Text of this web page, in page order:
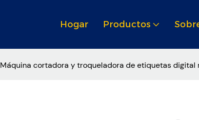
Hogar Productos
Máquina cortadora y troqueladora de etiquetas digital